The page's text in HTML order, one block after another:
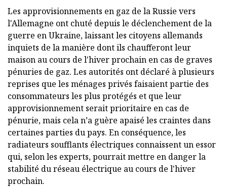
Les approvisionnements en gaz de la Russie vers
l'Allemagne ont chuté depuis le déclenchement de la
guerre en Ukraine, laissant les citoyens allemands
inquiets de la manière dont ils chaufferont leur
maison au cours de l'hiver prochain en cas de graves
pénuries de gaz. Les autorités ont déclaré à plusieurs
reprises que les ménages privés faisaient partie des
consommateurs les plus protégés et que leur
approvisionnement serait prioritaire en cas de
pénurie, mais cela n’a guère apaisé les craintes dans
certaines parties du pays. En conséquence, les
radiateurs soufflants électriques connaissent un essor
qui, selon les experts, pourrait mettre en danger la
stabilité du réseau électrique au cours de l'hiver
prochain.